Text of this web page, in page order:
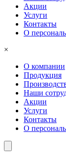
Акции
Услуги
Контакты
О
×
О компании
Продукция
Наши
Акции
Услуги
Контакты
О